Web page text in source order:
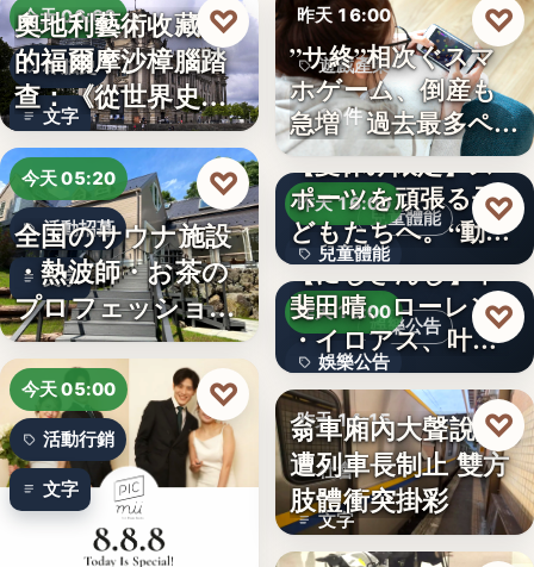
今天 06:00
樟腦史
文字
奧地利藝術收藏家
的福爾摩沙樟腦踏
查：《從世界史看
德意志帝…
♡
今天 05:20
活動招募
文字
全国のサウナ施設
・熱波師・お茶の
プロフェッショナ
ル募集！…
♡
今天 05:00
活動行銷
文字
♡
昨天 16:00
遊戲產業
10件
”サ終”相次ぐスマ
ホゲーム、倒産も
急増 過去最多ペー
スで…
♡
兒童體能
昨天 16:00
兒童體能
0円
【夏休み限定】ス
ポーツを頑張る子
どもたちへ。“動け
る身体…
♡
娛樂公告
昨天 16:00
娛樂公告
30
【にじさんじ】甲
斐田晴、ローレン
・イロアス、叶ワ
ンマンラ…
♡
昨天 14:15
社會
文字
翁車廂內大聲說話
遭列車長制止 雙方
肢體衝突掛彩
♡